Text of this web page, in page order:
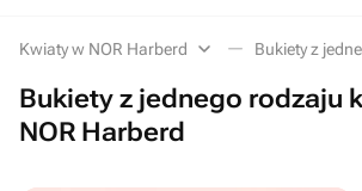
Kwiaty w NOR Harberd Bukiety z
Bukiety z jednego rodzaju
NOR Harberd